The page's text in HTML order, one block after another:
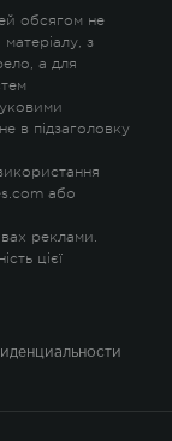
обсягом не
з
а для
в підзаголовку
або
реклами.
цієї